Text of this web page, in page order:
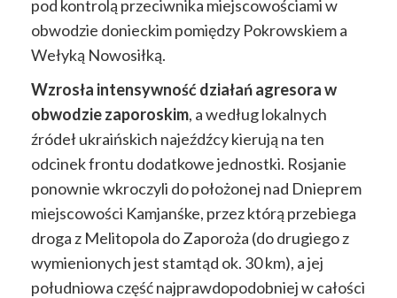
pod kontrolą przeciwnika miejscowościami w
obwodzie donieckim pomiędzy Pokrowskiem a
Wełyką Nowosiłką.
Wzrosła intensywność działań agresora w
obwodzie zaporoskim, a według lokalnych
źródeł ukraińskich najeźdźcy kierują na ten
odcinek frontu dodatkowe jednostki. Rosjanie
ponownie wkroczyli do położonej nad Dnieprem
miejscowości Kamjanśke, przez którą przebiega
droga z Melitopola do Zaporoża (do drugiego z
wymienionych jest stamtąd ok. 30 km), a jej
południowa część najprawdopodobniej w całości